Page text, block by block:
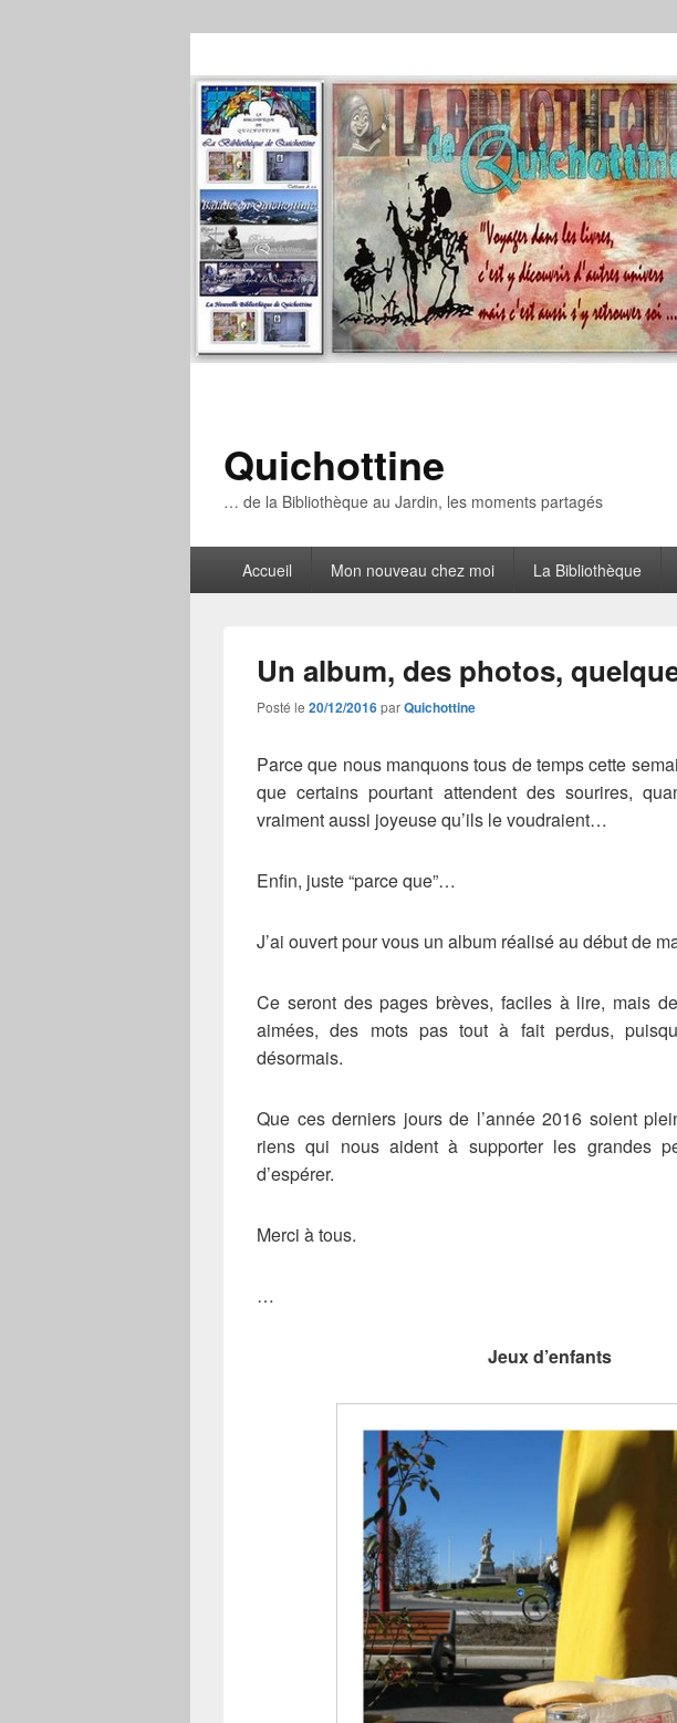
Quichottine
… de la Bibliothèque au Jardin, les moments partagés
principalAccueil Mon nouveau chez moi La Bibliothèque
Un album, des photos,
Posté le 20/12/2016parQuichottine
Parce que nous manquons tous de temps cette
que certains pourtant attendent des sourires,
vraiment aussi joyeuse qu’ils le voudraient…
Enfin, juste “parce que”…
J’ai ouvert pour vous un album réalisé au début de
Ce seront des pages brèves, faciles à lire, mais
aimées, des mots pas tout à fait perdus,
désormais.
Que ces derniers jours de l’année 2016 soient
riens qui nous aident à supporter les grandes
d’espérer.
Merci à tous.
…
Jeux d’enfants